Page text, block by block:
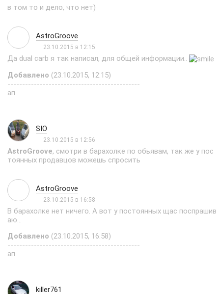
в том то и дело, что нет)
AstroGroove
23.10.2015 в 12:15
Да dual carb я так написал, для общей информации..
Добавлено (23.10.2015, 12:15)
---------------------------------------------
ап
SIO
23.10.2015 в 12:56
AstroGroove, смотри в барахолке по обьявам, так же у пос
тоянных продавцов можешь спросить
AstroGroove
23.10.2015 в 16:58
В барахолке нет ничего. А вот у постоянных щас поспрашив
аю...
Добавлено (23.10.2015, 16:58)
---------------------------------------------
ап
killer761